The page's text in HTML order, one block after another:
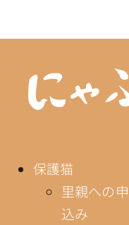
保護猫
里親への
込み